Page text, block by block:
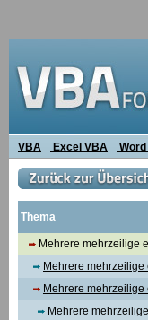
VBA Excel VBA
Thema
Mehrere mehrzeilige
Mehrere
Mehrere
Mehrere